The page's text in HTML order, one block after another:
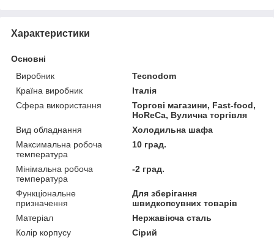
Характеристики
Основні
Виробник
Tecnodom
Країна виробник
Італія
Сфера використання
Торгові магазини, Fast-food,
HoReCa, Вулична торгівля
Вид обладнання
Холодильна шафа
Максимальна робоча
температура
10 град.
Мінімальна робоча
температура
-2 град.
Функціональне
призначення
Для зберігання
швидкопсувних товарів
Матеріал
Нержавіюча сталь
Колір корпусу
Сірий